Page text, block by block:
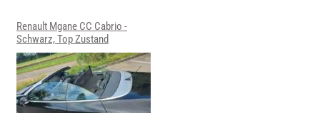
Renault Mgane CC Cabrio -
Schwarz, Top Zustand